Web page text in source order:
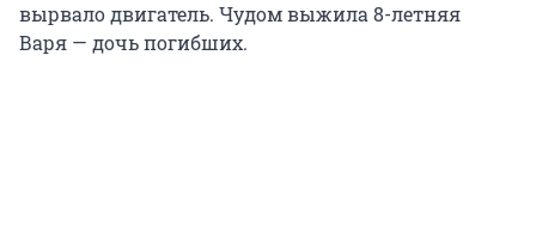
вырвало двигатель. Чудом выжила 8-летняя
Варя — дочь погибших.